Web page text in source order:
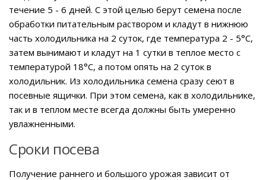
течение 5 - 6 дней. С этой целью берут семена после
обработки питательным раствором и кладут в нижнюю
часть холодильника на 2 суток, где температура 2 - 5°С,
затем вынимают и кладут на 1 сутки в теплое место с
температурой 18°С, а потом опять на 2 суток в
холодильник. Из холодильника семена сразу сеют в
посевные ящички. При этом семена, как в холодильнике,
так и в теплом месте всегда должны быть умеренно
увлажненными.
Сроки посева
Получение раннего и большого урожая зависит от